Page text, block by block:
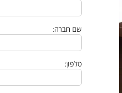
שם חברה:
טלפון: